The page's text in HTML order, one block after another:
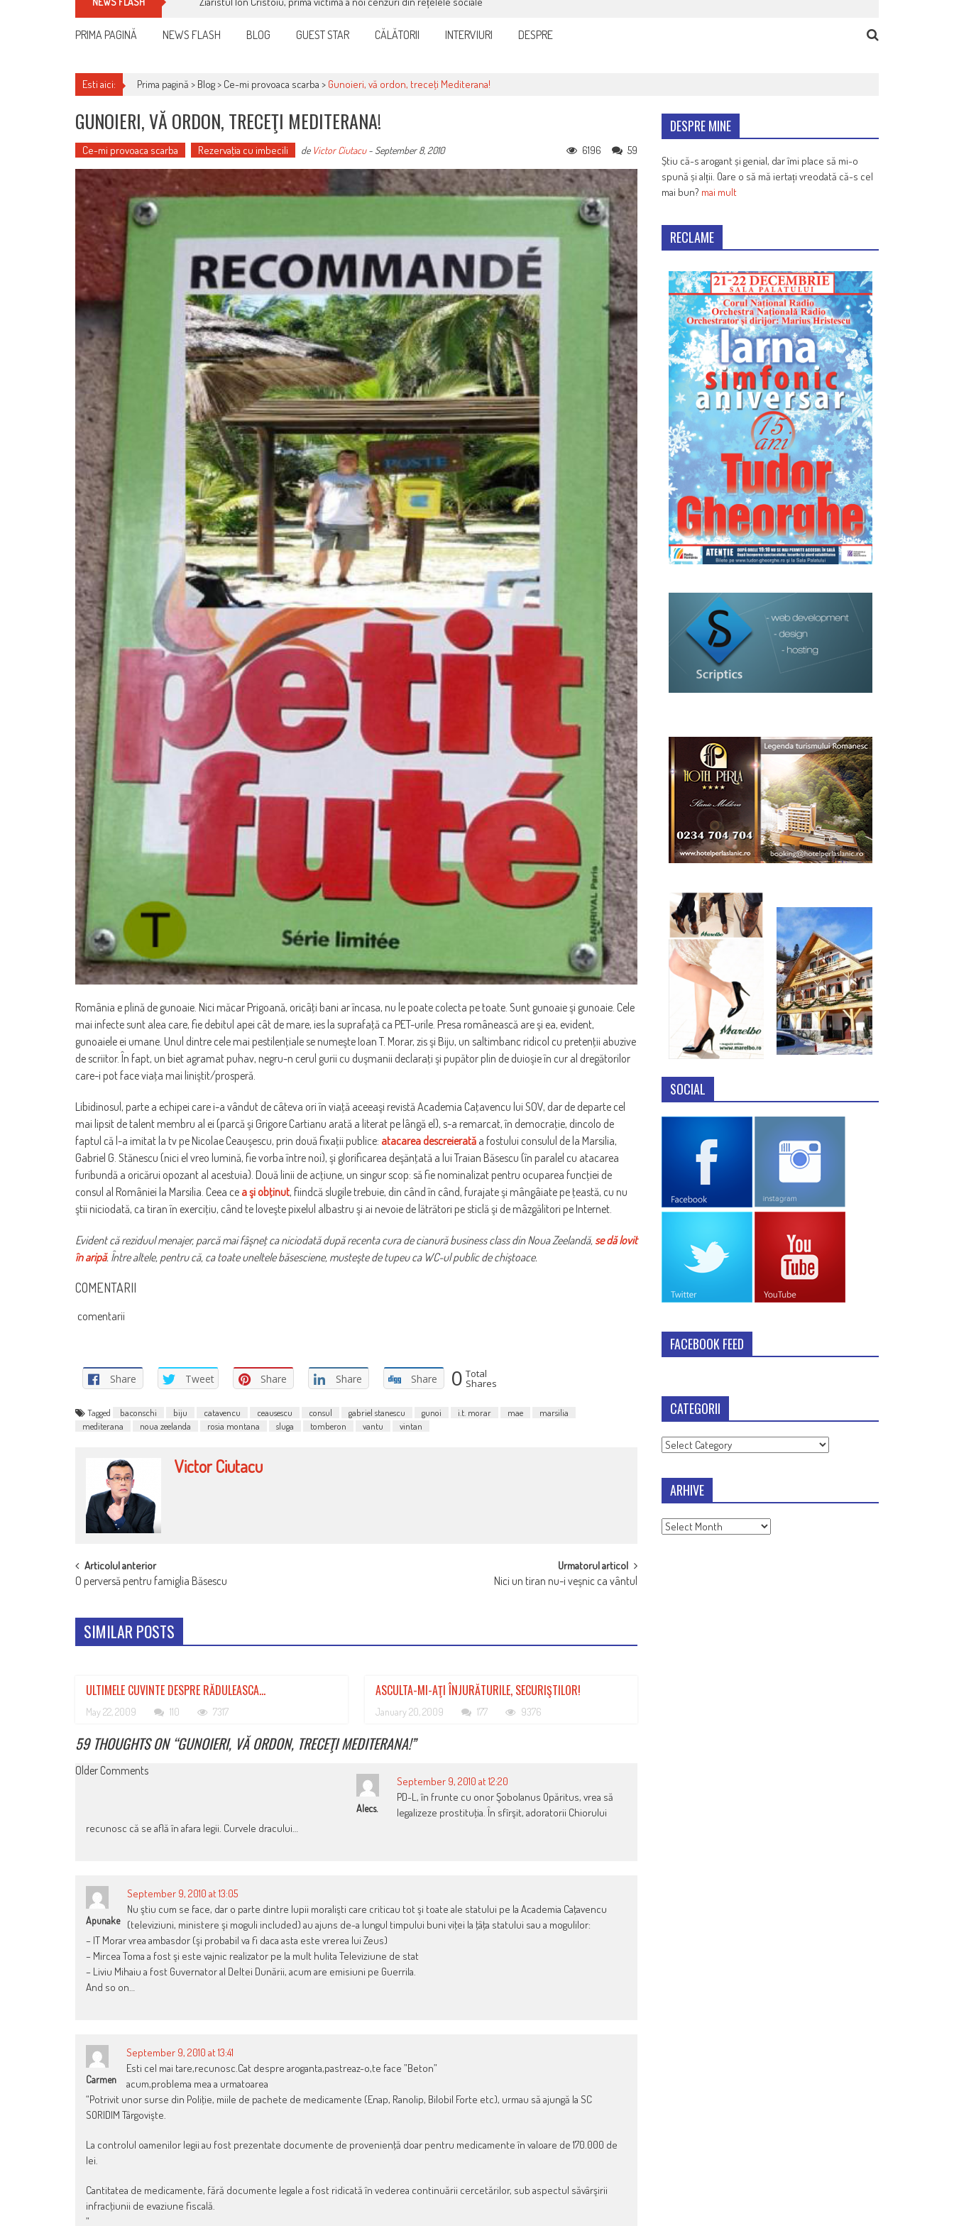
PRIMA PAGINĂ NEWS FLASH BLOG GUEST STAR CĂLĂTORII INTERVIURI DESPRE
Esti aici: Prima pagină > Blog> Ce-mi provoaca scarba > Gunoieri, vă ordon, treceţi Mediterana!
GUNOIERI, VĂ ORDON, TRECEŢI MEDITERANA!
Ce-mi provoaca scarba Rezervaţia cu imbecili de Victor Ciutacu- September 8, 2010 59
6196
România e plină de gunoaie. Nici măcar Prigoană, oricâţi bani ar încasa, nu le poate colecta pe toate. Sunt gunoaie şi gunoaie. Cele
mai infecte sunt alea care, fie debitul apei cât de mare, ies la suprafaţă ca PET-urile. Presa românească are şi ea, evident,
gunoaiele ei umane. Unul dintre cele mai pestilenţiale se numeşte Ioan T. Morar, zis şi Biju, un saltimbanc ridicol cu pretenţii abuzive
de scriitor. În fapt, un biet agramat puhav, negru-n cerul gurii cu duşmanii declaraţi şi pupător plin de duioşie în cur al dregătorilor
care-i pot face viaţa mai liniştit/prosperă.
Libidinosul, parte a echipei care i-a vândut de câteva ori în viaţă aceeaşi revistă Academia Caţavencu lui SOV, dar de departe cel
mai lipsit de talent membru al ei (parcă şi Grigore Cartianu arată a literat pe lângă el), s-a remarcat, în democraţie, dincolo de
faptul că l-a imitat la tv pe Nicolae Ceauşescu, prin două fixaţii publice: atacarea descreierată a fostului consulul de la Marsilia,
Gabriel G. Stănescu (nici el vreo lumină, fie vorba între noi), şi glorificarea deşănţată a lui Traian Băsescu (în paralel cu atacarea
furibundă a oricărui opozant al acestuia). Două linii de acţiune, un singur scop: să fie nominalizat pentru ocuparea funcţiei de
consul al României la Marsilia. Ceea ce a şi obţinut, fiindcă slugile trebuie, din când în când, furajate şi mângâiate pe ţeastă, cu nu
ştii niciodată, ca tiran în exerciţiu, când te loveşte pixelul albastru şi ai nevoie de lătrători pe sticlă şi de mâzgălitori pe Internet.
Evident că reziduul menajer, parcă mai fâşneţ ca niciodată după recenta cura de cianură business class din Noua Zeelandă,se dă lovit
în aripă. Între altele, pentru că, ca toate uneltele băsesciene, musteşte de tupeu ca WC-ul public de chiştoace.
COMENTARII
comentarii
Share Tweet Share Share Share 0 Total
Shares
Tagged baconschi biju catavencu ceausescu consul gabriel stanescu gunoi i.t. morar mae
marsilia
mediterana
noua zeelanda rosia montana sluga tomberon vantu vintan
Victor Ciutacu
POST
NAVIGATION
Articolul anterior
O perversă pentru famiglia Băsescu
Urmatorul articol
Nici un tiran nu-i veşnic ca vântul
SIMILAR POSTS
ULTIMELE CUVINTE DESPRE RĂDULEASCA…
May 22, 2009 110 7317
ASCULTA-MI-AŢI ÎNJURĂTURILE, SECURIŞTILOR!
January 20, 2009 177 9376
59 THOUGHTS ON “GUNOIERI, VĂ ORDON, TRECEŢI MEDITERANA!”
COMMENT
Older Comments
Alecs.
September 9, 2010 at 12:20
PD-L, în frunte cu onor Şobolanus Opăritus, vrea să
legalizeze prostituţia. În sfîrşit, adoratorii Chiorului
recunosc că se află în afara legii. Curvele dracului…
Apunake
September 9, 2010 at 13:05
Nu ştiu cum se face, dar o parte dintre lupii moralişti care criticau tot şi toate ale statului pe la Academia Caţavencu
(televiziuni, ministere şi moguli included) au ajuns de-a lungul timpului buni viţei la ţâţa statului sau a mogulilor:
– IT Morar vrea ambasdor (şi probabil va fi daca asta este vrerea lui Zeus)
– Mircea Toma a fost şi este vajnic realizator pe la mult hulita Televiziune de stat
– Liviu Mihaiu a fost Guvernator al Deltei Dunării, acum are emisiuni pe Guerrila.
And so on…
Carmen
September 9, 2010 at 13:41
Esti cel mai tare,recunosc.Cat despre aroganta,pastreaz-o,te face ”Beton”
acum,problema mea a urmatoarea
“Potrivit unor surse din Poliţie, miile de pachete de medicamente (Enap, Ranolip, Bilobil Forte etc), urmau să ajungă la SC
SORIDIM Târgovişte.
La controlul oamenilor legii au fost prezentate documente de provenienţă doar pentru medicamente în valoare de 170.000 de
lei.
Cantitatea de medicamente, fără documente legale a fost ridicată în vederea continuării cercetărilor, sub aspectul săvârşirii
infracţiunii de evaziune fiscală.
”
DESPRE MINE
Știu că-s arogant și genial, dar îmi place să mi-o
spună și alții. Oare o să mă iertați vreodată că-s cel
mai bun? mai mult
RECLAME
SOCIAL
FACEBOOK FEED
CATEGORII
Categorii
ARHIVE
Arhive